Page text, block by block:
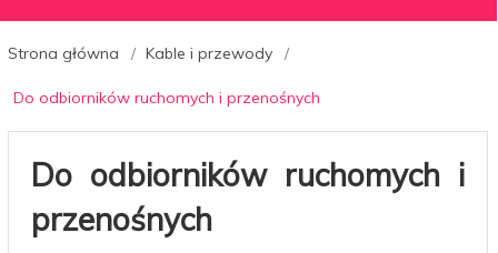
Strona główna Kable i przewody
Do odbiorników ruchomych i przenośnych
Do odbiorników ruchomych i
przenośnych